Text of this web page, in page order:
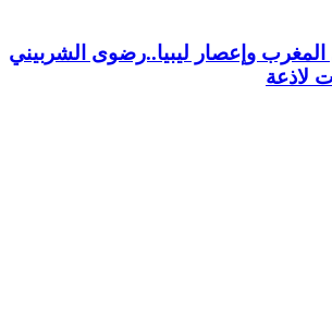
وإعصار ليبيا..رضوى الشربيني
لاذعة